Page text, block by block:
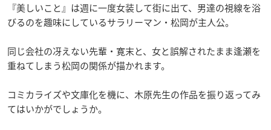
『美しいこと』は週に一度女装して街に出て、男達の視線を浴
びるのを趣味にしているサラリーマン・松岡が主人公。
同じ会社の冴えない先輩・寛末と、女と誤解されたまま逢瀬を
重ねてしまう松岡の関係が描かれます。
コミカライズや文庫化を機に、木原先生の作品を振り返ってみ
てはいかがでしょうか。